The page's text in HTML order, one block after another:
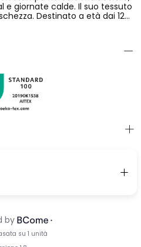
giornate calde. Il suo tessuto
Destinato a età dai 12
un pratico cordoncino in vita
la rendono un capo allegro e
abbinare a magliette semplici,